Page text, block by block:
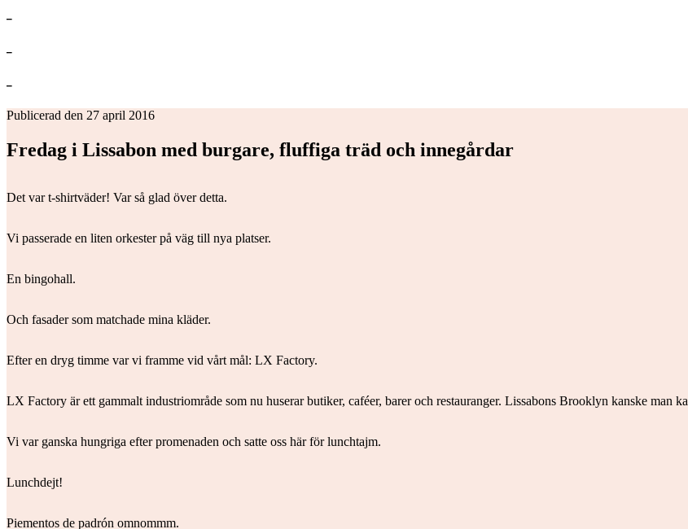
Publicerad den 27 april 2016
Fredag i Lissabon med burgare, fluffiga träd och innegårdar
Det var t-shirtväder! Var så glad över detta.
Vi passerade en liten orkester på väg till nya platser.
En bingohall.
Och fasader som matchade mina kläder.
Efter en dryg timme var vi framme vid vårt mål: LX Factory.
LX Factory är ett gammalt industriområde som nu huserar butiker, caféer, barer och restauranger. Lissabons Brooklyn kanske man
Vi var ganska hungriga efter promenaden och satte oss här för lunchtajm.
Lunchdejt!
Piementos de padrón omnommm.